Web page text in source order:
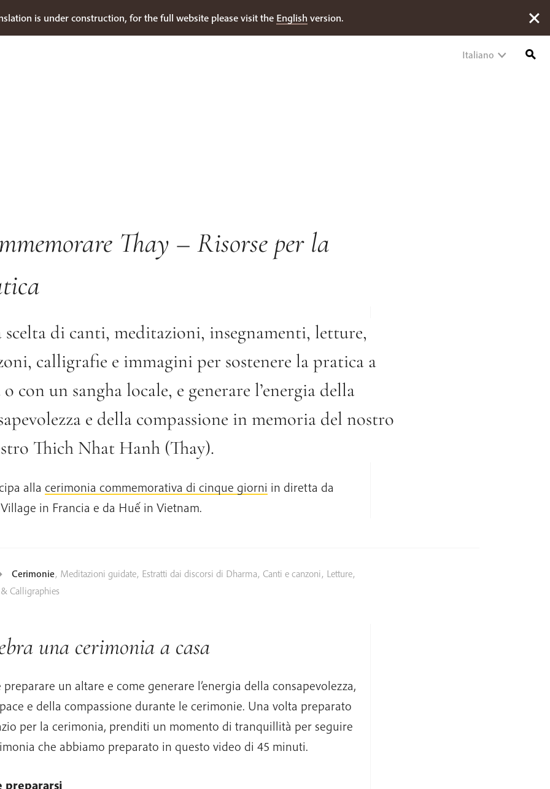
is under construction, for the full website please visit the English version.
Italiano
Thay – Risorse per la
scelta di canti, meditazioni, insegnamenti, letture,
calligrafie e immagini per sostenere la pratica a
o con un sangha locale, e generare l’energia della
e della compassione in memoria del nostro
Thich Nhat Hanh (Thay).
alla cerimonia commemorativa di cinque giorni in diretta da
in Francia e da Huế in Vietnam.
Cerimonie, Meditazioni guidate, Estratti dai discorsi di Dharma, Canti e canzoni, Letture,
Calligraphies
una cerimonia a casa
preparare un altare e come generare l’energia della consapevolezza,
e della compassione durante le cerimonie. Una volta preparato
per la cerimonia, prenditi un momento di tranquillità per seguire
che abbiamo preparato in questo video di 45 minuti.
prepararsi